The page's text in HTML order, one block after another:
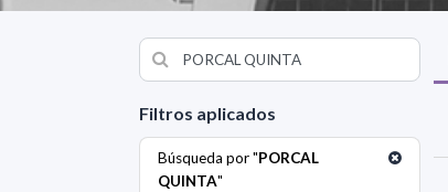
Filtros aplicados
Búsqueda por "PORCAL
QUINTA"